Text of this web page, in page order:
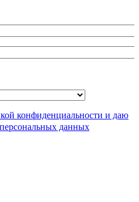
*
конфиденциальности и даю
данных